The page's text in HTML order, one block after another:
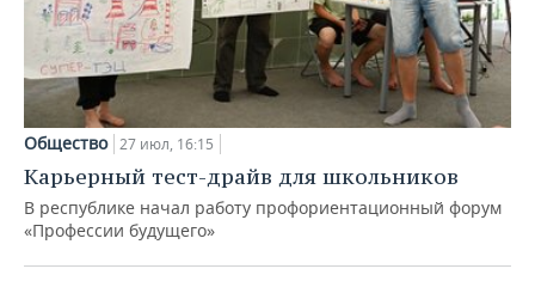
Общество 27 июл, 16:15
Карьерный тест-драйв для школьников
В республике начал работу профориентационный форум
«Профессии будущего»